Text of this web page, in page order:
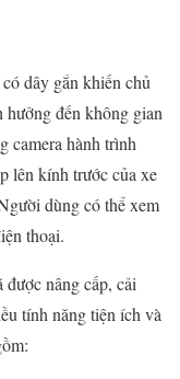
dây gắn khiến chủ
đến không gian
camera hành trình
lên kính trước của xe
dùng có thể xem
thoại.
được nâng cấp, cải
tính năng tiện ích và